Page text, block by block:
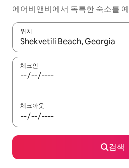
에어비앤비에서 독특한 숙소를
위치
결과가 나오면 위·아래 화살표 키
체크인
체크아웃
검색